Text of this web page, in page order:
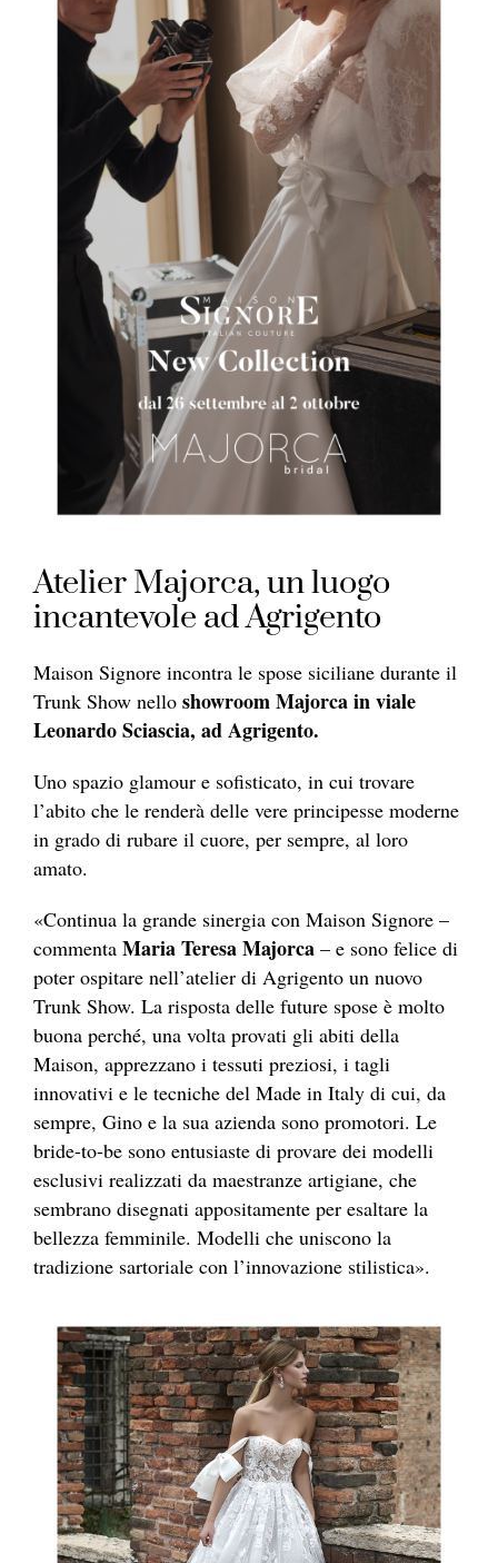
Atelier Majorca, un luogo
incantevole ad Agrigento
Maison Signore incontra le spose siciliane durante il
Trunk Show nello showroom Majorca in viale
Leonardo Sciascia, ad Agrigento.
Uno spazio glamour e sofisticato, in cui trovare
l’abito che le renderà delle vere principesse moderne
in grado di rubare il cuore, per sempre, al loro
amato.
«Continua la grande sinergia con Maison Signore –
commenta Maria Teresa Majorca – e sono felice di
poter ospitare nell’atelier di Agrigento un nuovo
Trunk Show. La risposta delle future spose è molto
buona perché, una volta provati gli abiti della
Maison, apprezzano i tessuti preziosi, i tagli
innovativi e le tecniche del Made in Italy di cui, da
sempre, Gino e la sua azienda sono promotori. Le
bride-to-be sono entusiaste di provare dei modelli
esclusivi realizzati da maestranze artigiane, che
sembrano disegnati appositamente per esaltare la
bellezza femminile. Modelli che uniscono la
tradizione sartoriale con l’innovazione stilistica».